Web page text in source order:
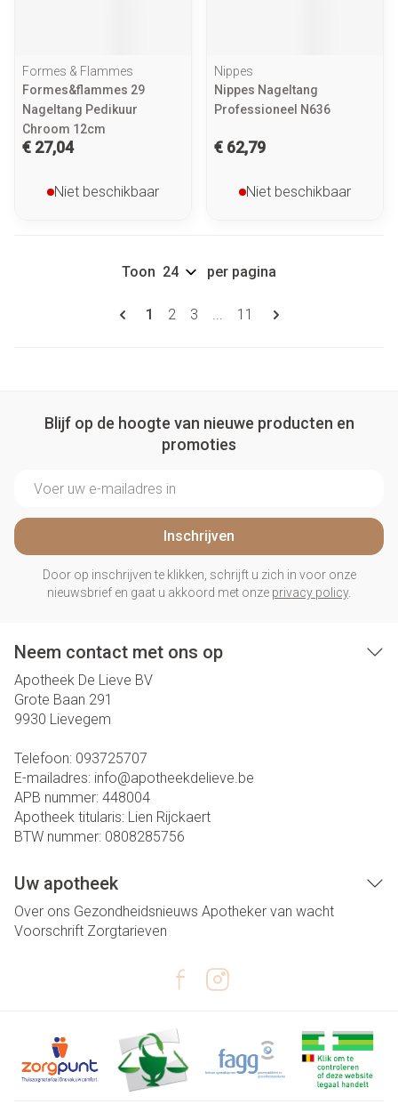
Formes & Flammes
Formes&flammes 29
Nageltang Pedikuur
Chroom 12cm
€ 27,04
Niet beschikbaar
Nippes
Nippes Nageltang
Professioneel N636
€ 62,79
Niet beschikbaar
Pagina's
U lees momenteel pagina
1 Pagina
2 Pagina
3 ... Pagina
11
Toon per pagina
Blijf op de hoogte van nieuwe producten en
promoties
Inschrijven
Door op inschrijven te klikken, schrijft u zich in voor onze
nieuwsbrief en gaat u akkoord met onze privacy policy.
Neem contact met ons op
Apotheek De Lieve BV
Grote Baan 291
9930 Lievegem
Telefoon: 093725707
E-mailadres: info@apotheekdelieve.be
APB nummer: 448004
Apotheek titularis: Lien Rijckaert
BTW nummer: 0808285756
Uw apotheek
Over ons Gezondheidsnieuws Apotheker van wacht
Voorschrift Zorgtarieven